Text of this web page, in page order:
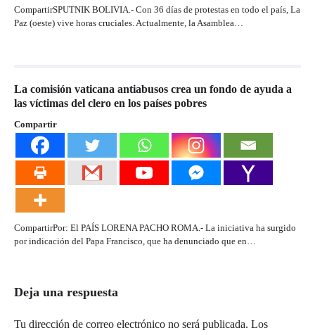
CompartirSPUTNIK BOLIVIA.- Con 36 días de protestas en todo el país, La
Paz (oeste) vive horas cruciales. Actualmente, la Asamblea…
La comisión vaticana antiabusos crea un fondo de ayuda a
las víctimas del clero en los países pobres
Compartir
CompartirPor: El PAÍS LORENA PACHO ROMA.- La iniciativa ha surgido
por indicación del Papa Francisco, que ha denunciado que en…
Deja una respuesta
Tu dirección de correo electrónico no será publicada. Los